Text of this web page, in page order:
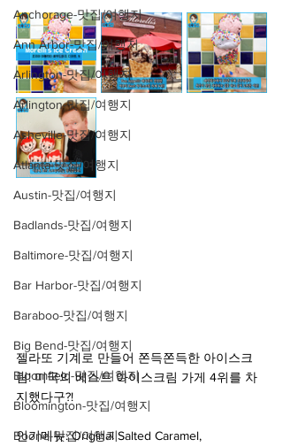
Anchorage-맛집/여행지
Ann Arbor-맛집/여행지
Arlington-맛집/여행지
Arlington-맛집/여행지
Asheville-맛집/여행지
Atlanta-맛집/여행지
Austin-맛집/여행지
Badlands-맛집/여행지
Baltimore-맛집/여행지
Bar Harbor-맛집/여행지
Baraboo-맛집/여행지
Big Bend-맛집/여행지
Bloomfield-맛집/여행지
Bloomington-맛집/여행지
Boone-맛집/여행지
젤라또 기계로 만들어 쫀득쫀득한 아이스크
림! 미국의 베스트 아이스크림 가게 4위를 차
지했다구?!
인기메뉴: Original Salted Caramel,